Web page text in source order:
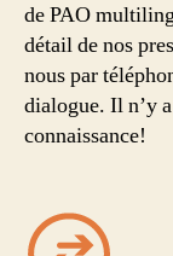
de PAO
détail de nos
nous par
dialogue. Il n’y
connaissance!